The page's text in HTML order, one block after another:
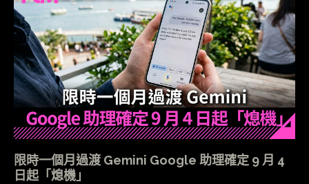
限時一個月過渡 Gemini Google 助理確定 9 月 4
日起「熄機」